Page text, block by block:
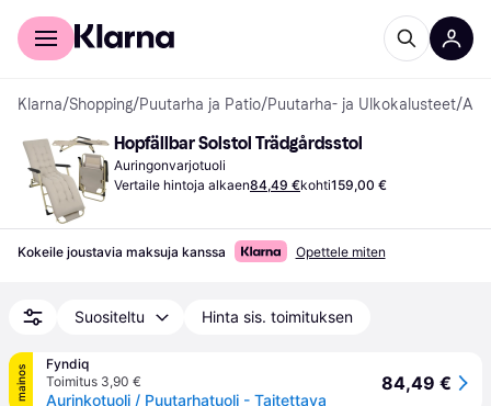
Kuluttajille
Klarna/Shopping/Puutarha ja Patio/Puutarha- ja Ulkokalusteet/
Hopfällbar Solstol Trädgårdsstol
Auringonvarjotuoli
Vertaile hintoja alkaen84,49 €kohti159,00 €
Kokeile joustavia maksuja kanssa Opettele miten
Suositeltu Hinta sis. toimituksen
mainos
Fyndiq
Toimitus 3,90 €
Aurinkotuoli / Puutarhatuoli - Taitettava
84,49 €